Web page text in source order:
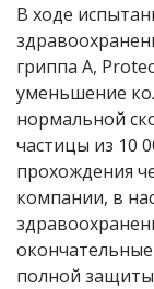
В ходе
гриппа А,
уменьшение
нормальной
частицы из 10
прохождения
компании, в
полной защиты